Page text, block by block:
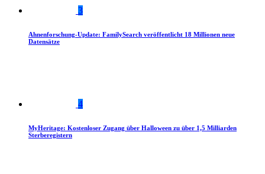
3
Ahnenforschung-Update: FamilySearch veröffentlicht 18 Millionen neue
Datensätze
4
MyHeritage: Kostenloser Zugang über Halloween zu über 1,5 Milliarden
Sterberegistern